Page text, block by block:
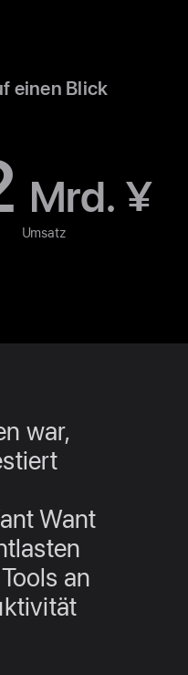
einen Blick
Mrd. ¥
Umsatz
war,
Want
an